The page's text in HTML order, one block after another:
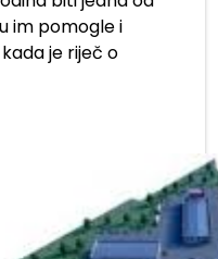
im pomogle i
je riječ o